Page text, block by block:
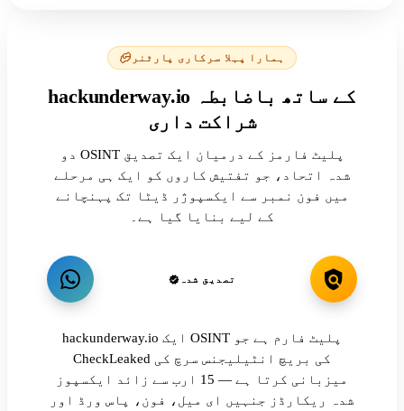
ہمارا پہلا سرکاری پارٹنر
hackunderway.io کے ساتھ باضابطہ
شراکت داری
دو OSINT پلیٹ فارمز کے درمیان ایک تصدیق
شدہ اتحاد، جو تفتیش کاروں کو ایک ہی مرحلے
میں فون نمبر سے ایکسپوژر ڈیٹا تک پہنچانے
کے لیے بنایا گیا ہے۔
تصدیق شدہ
hackunderway.io ایک OSINT پلیٹ فارم ہے جو
CheckLeaked کی بریچ انٹیلیجنس سرچ کی
میزبانی کرتا ہے — 15 ارب سے زائد ایکسپوز
شدہ ریکارڈز جنہیں ای میل، فون، پاس ورڈ اور